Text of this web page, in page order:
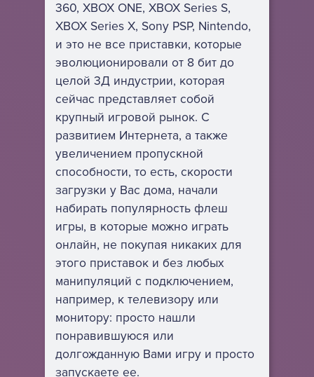
360, XBOX ONE, XBOX Series S,
XBOX Series X, Sony PSP, Nintendo,
и это не все приставки, которые
эволюционировали от 8 бит до
целой 3Д индустрии, которая
сейчас представляет собой
крупный игровой рынок. С
развитием Интернета, а также
увеличением пропускной
способности, то есть, скорости
загрузки у Вас дома, начали
набирать популярность флеш
игры, в которые можно играть
онлайн, не покупая никаких для
этого приставок и без любых
манипуляций с подключением,
например, к телевизору или
монитору: просто нашли
понравившуюся или
долгожданную Вами игру и просто
запускаете ее.